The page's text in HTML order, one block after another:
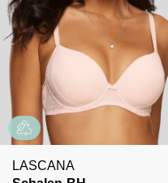
LASCANA